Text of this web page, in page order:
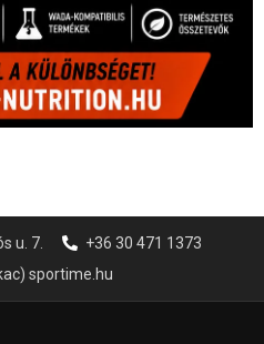
u. 7.
+36 30 471 1373
sportime.hu